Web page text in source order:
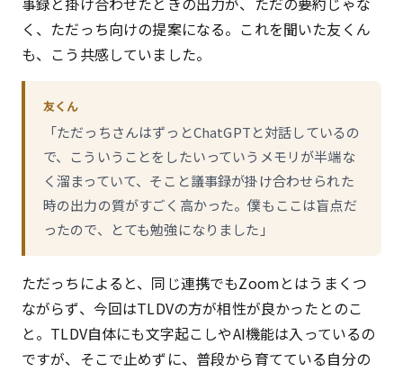
く、ただっち向けの提案になる。これを聞いた友くん
も、こう共感していました。
友くん
「ただっちさんはずっとChatGPTと対話しているの
で、こういうことをしたいっていうメモリが半端な
く溜まっていて、そこと議事録が掛け合わせられた
時の出力の質がすごく高かった。僕もここは盲点だ
ったので、とても勉強になりました」
ただっちによると、同じ連携でもZoomとはうまくつ
ながらず、今回はTLDVの方が相性が良かったとのこ
と。TLDV自体にも文字起こしやAI機能は入っているの
ですが、そこで止めずに、普段から育てている自分の